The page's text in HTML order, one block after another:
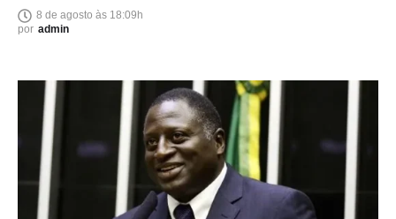
lado8 de agosto às 18:09h
por admin